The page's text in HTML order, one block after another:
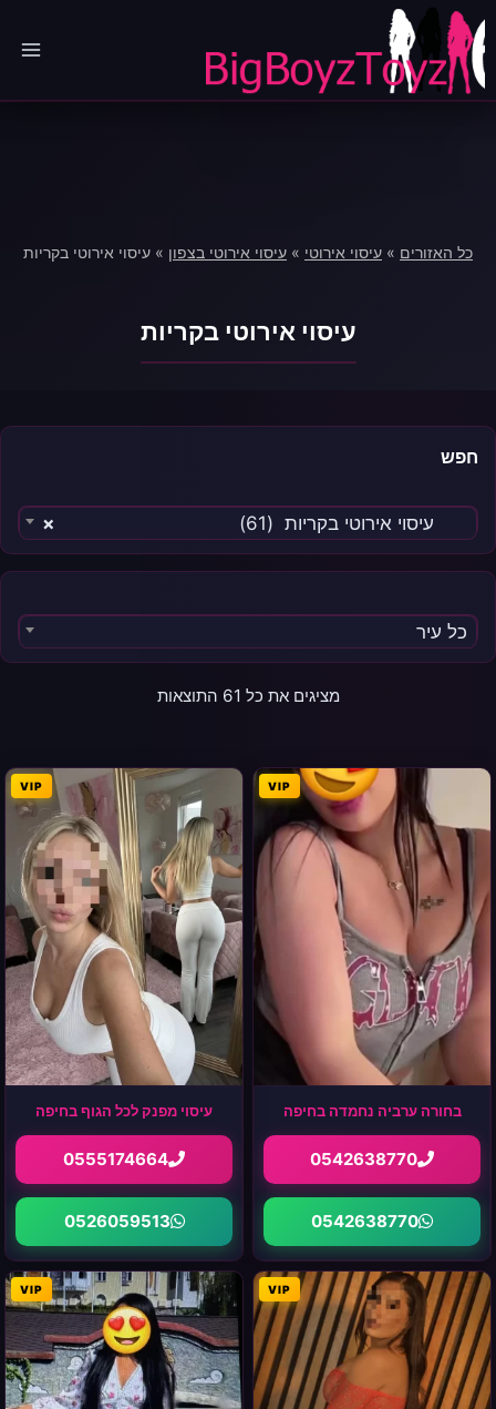
Skip
to
content
כל האזורים » עיסוי אירוטי » עיסוי אירוטי בצפון » עיסוי אירוטי בקריות
עיסוי אירוטי בקריות
חפש
× עיסוי אירוטי בקריות (61)
כל עיר
מציגים את כל ⁦61⁩ התוצאות
VIP
בחורה ערביה נחמדה בחיפה
0542638770
0542638770
VIP
עיסוי מפנק לכל הגוף בחיפה
0555174664
0526059513
VIP
VIP